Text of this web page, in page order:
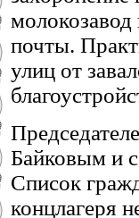
молокозавод
почты.
улиц от
Байковым и
Список
концлагеря